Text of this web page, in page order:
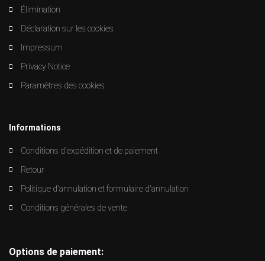
Élimination
Déclaration sur les cookies
Impressum
Privacy Notice
Paramètres des cookies
Informations
Conditions d'expédition et de paiement
Retour
Politique d'annulation et formulaire d'annulation
Conditions générales de vente
Options de paiement: